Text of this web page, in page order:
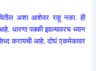
अशा आशेवर राहू नका. ही
धारणा पक्की झाल्यावरच ध्यान
सिध्द करायची आहे. दोघं एकमेकावर